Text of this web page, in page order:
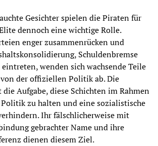
Gesichter spielen die Piraten für
dennoch eine wichtige Rolle.
enger zusammenrücken und
Schuldenbremse
wenden sich wachsende Teile
der offiziellen Politik ab. Die
Aufgabe, diese Schichten im Rahmen
zu halten und eine sozialistische
Ihr fälschlicherweise mit
gebrachter Name und ihre
dienen diesem Ziel.